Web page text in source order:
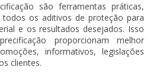
são ferramentas práticas,
os aditivos de proteção para
e os resultados desejados. Isso
proporcionam melhor
informativos, legislações
clientes.